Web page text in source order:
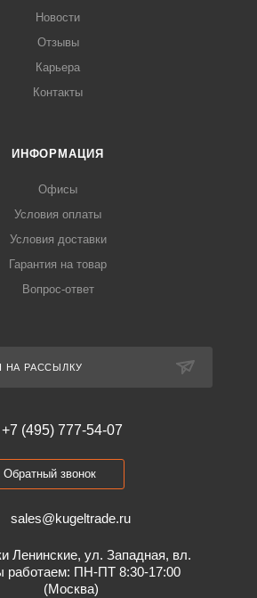
Новости
Отзывы
Карьера
Контакты
ИНФОРМАЦИЯ
Офисы
Условия оплаты
Условия доставки
Гарантия на товар
Вопрос-ответ
НА РАССЫЛКУ
+7 (495) 777-54-07
Обратный звонок
sales@kugeltrade.ru
Ленинские, ул. Западная, вл.
работаем: ПН-ПТ 8:30-17:00
(Москва)